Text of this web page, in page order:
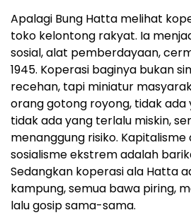
Apalagi Bung Hatta melihat
toko kelontong rakyat. Ia
sosial, alat pemberdayaan,
1945. Koperasi baginya bukan
recehan, tapi miniatur
orang gotong royong, tidak ada
tidak ada yang terlalu miskin,
menanggung risiko.
sosialisme ekstrem adalah
Sedangkan koperasi ala Hatta
kampung, semua bawa piring,
lalu gosip sama-sama.